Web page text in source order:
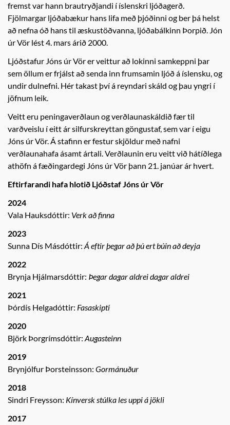
fremst var hann brautryðjandi í íslenskri ljóðagerð.
Fjölmargar ljóðabækur hans lifa með þjóðinni og ber þá helst
að nefna óð hans til æskustöðvanna, ljóðabálkinn Þorpið. Jón
úr Vör lést 4. mars árið 2000.
Ljóðstafur Jóns úr Vör er veittur að lokinni samkeppni þar
sem öllum er frjálst að senda inn frumsamin ljóð á íslensku, og
undir dulnefni. Hér takast því á reyndari skáld og þau yngri í
jöfnum leik.
Veitt eru peningaverðlaun og verðlaunaskáldið fær til
varðveislu í eitt ár silfurskreyttan göngustaf, sem var í eigu
Jóns úr Vör. Á stafinn er festur skjöldur með nafni
verðlaunahafa ásamt ártali. Verðlaunin eru veitt við hátíðlega
athöfn á fæðingardegi Jóns úr Vör þann 21. janúar ár hvert.
Eftirfarandi hafa hlotið Ljóðstaf Jóns úr Vör
2024
Vala Hauksdóttir: Verk að finna
2023
Sunna Dís Másdóttir: Á eftir þegar að þú ert búin að deyja
2022
Brynja Hjálmarsdóttir: Þegar dagar aldrei dagar aldrei
2021
Þórdís Helgadóttir: Fasaskipti
2020
Björk Þorgrímsdóttir: Augasteinn
2019
Brynjólfur Þorsteinsson: Gormánuður
2018
Sindri Freysson: Kínversk stúlka les uppi á jökli
2017